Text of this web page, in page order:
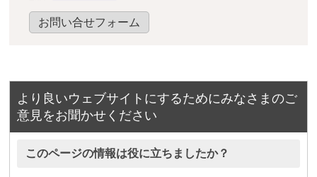
お問い合せフォーム
より良いウェブサイトにするためにみなさまのご
意見をお聞かせください
このページの情報は役に立ちましたか？